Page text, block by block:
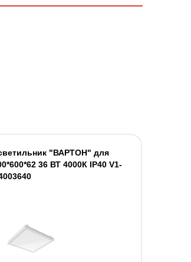
"ВАРТОН" для
36 ВТ 4000К IP40 V1-